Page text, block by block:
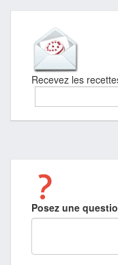
Recevez les
Posez une